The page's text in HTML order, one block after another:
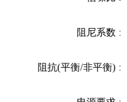
阻尼系数 :
阻抗(平衡/非平衡) :